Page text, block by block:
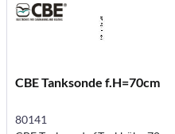
CBE Tanksonde f.H=70cm
80141